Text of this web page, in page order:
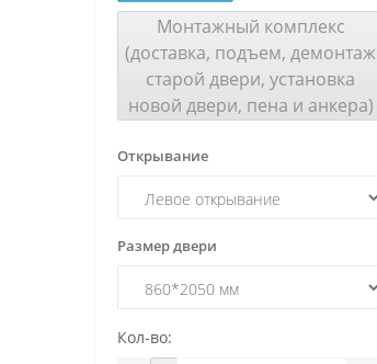
Монтажный комплекс
(доставка, подъем, демонтаж
старой двери, установка
новой двери, пена и анкера)
Открывание
Размер двери
Кол-во: